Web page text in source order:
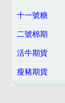
十一號糖
二號棉期
活牛期貨
瘦豬期貨